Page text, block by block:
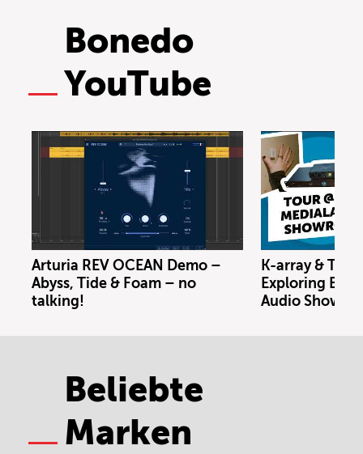
Bonedo
YouTube
Arturia REV OCEAN Demo –
Abyss, Tide & Foam – no
talking!
K-array &
Exploring
Audio
Beliebte
Marken